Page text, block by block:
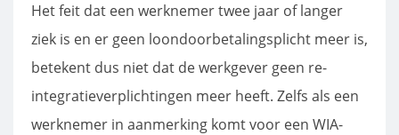
Het feit dat een werknemer twee jaar of langer
ziek is en er geen loondoorbetalingsplicht meer is,
betekent dus niet dat de werkgever geen re-
integratieverplichtingen meer heeft. Zelfs als een
werknemer in aanmerking komt voor een WIA-